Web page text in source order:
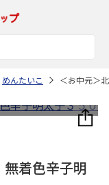
めんたいこ ＜お中元＞
着色辛子明